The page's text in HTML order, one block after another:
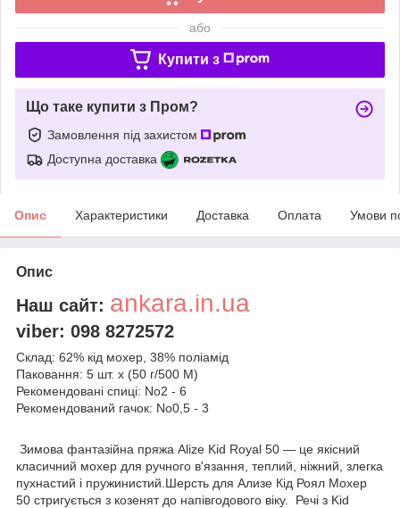
або
Купити з
Що таке купити з Пром?
Замовлення під захистом
Доступна доставка
Опис Характеристики Доставка Оплата Умови
Опис
Наш сайт: ankara.in.ua
viber: 098 8272572
Склад: 62% кід мохер, 38% поліамід
Паковання: 5 шт. х (50 г/500 М)
Рекомендовані спиці: No2 - 6
Рекомендований гачок: No0,5 - 3
Зимова фантазійна пряжа Alize Kid Royal 50 — це якісний
класичний мохер для ручного в'язання, теплий, ніжний, злегка
пухнастий і пружинистий.Шерсть для Ализе Кід Роял Мохер
50 стригується з козенят до напівгодового віку. Речі з Kid